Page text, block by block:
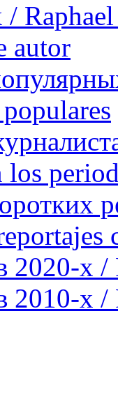
/
autor
los
2020-х /
2010-х /